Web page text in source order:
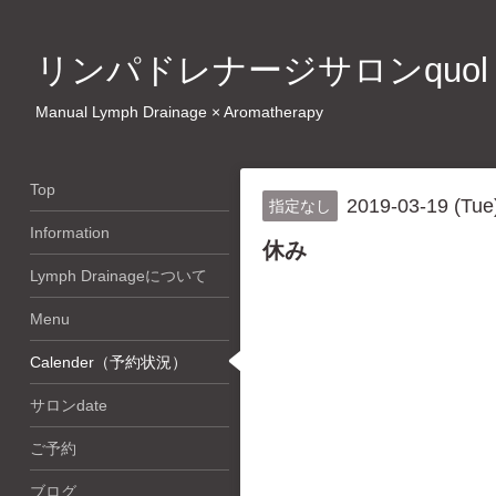
リンパドレナージサロンquol
Manual Lymph Drainage × Aromatherapy
指定なし 2019-03-19
休み
Top
Information
Lymph Drainageについて
Menu
Calender（予約状況）
サロンdate
ご予約
ブログ